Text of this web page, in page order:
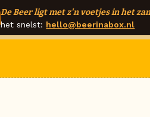
De Beer ligt met z'n voetjes in het
het snelst: hello@beerinabox.nl